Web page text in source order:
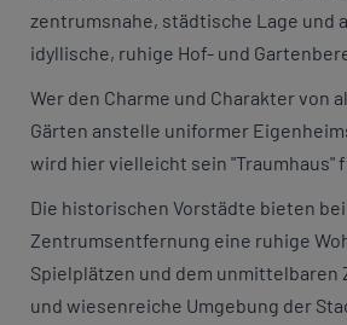
zentrumsnahe, städtische Lage und
idyllische, ruhige Hof- und
Wer den Charme und Charakter von
Gärten anstelle uniformer
wird hier vielleicht sein "Traumhaus"
Die historischen Vorstädte bieten
Zentrumsentfernung eine ruhige
Spielplätzen und dem unmittelbaren
und wiesenreiche Umgebung der